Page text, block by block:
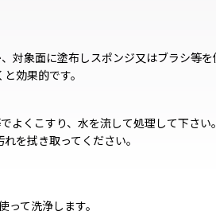
対象面に塗布しスポンジ又はブラシ等を
効果的です。
よくこすり、水を流して処理して下さい
を拭き取ってください。
て洗浄します。